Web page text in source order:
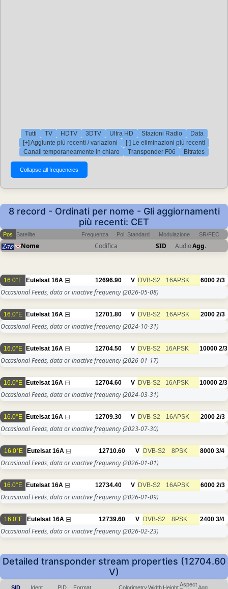
Tutti TV HDTV 3DTV Ultra HD Stazioni Radio
Data
[+] Aggiunte più recenti / variazioni
[-] Le eliminazioni più recenti
Canali temporaneamente in chiaro
Transponder F06 Bitrates
8 record - Ordinati per nome - Gli aggiornamenti
più recenti: CET
Pos Satellite Frequenza Pol Standard Modulazione SR/FEC
Nome Codifica SID AudioAgg.
16.0°E Eutelsat 16A 12696.90 V DVB-S2 16APSK 6000 2/3
Occasional Feeds, data or inactive frequency(2026-05-08)
16.0°E Eutelsat 16A 12701.80 V DVB-S2 16APSK 2000 2/3
Occasional Feeds, data or inactive frequency(2024-10-31)
16.0°E Eutelsat 16A 12704.50 V DVB-S2 16APSK 10000 2/3
Occasional Feeds, data or inactive frequency(2026-01-17)
16.0°E Eutelsat 16A 12704.60 V DVB-S2 16APSK 10000 2/3
Occasional Feeds, data or inactive frequency(2024-03-31)
16.0°E Eutelsat 16A 12709.30 V DVB-S2 16APSK 2000 2/3
Occasional Feeds, data or inactive frequency(2023-07-30)
16.0°E Eutelsat 16A 12710.60 V DVB-S2 8PSK 8000 3/4
Occasional Feeds, data or inactive frequency(2026-01-01)
16.0°E Eutelsat 16A 12734.40 V DVB-S2 16APSK 6000 2/3
Occasional Feeds, data or inactive frequency(2026-01-09)
16.0°E Eutelsat 16A 12739.60 V DVB-S2 8PSK 2400 3/4
Occasional Feeds, data or inactive frequency(2026-02-23)
Detailed transponder stream properties (12704.60
V)
SID Ident. PID Format ColorimetryWidth HeightAspectAgg.